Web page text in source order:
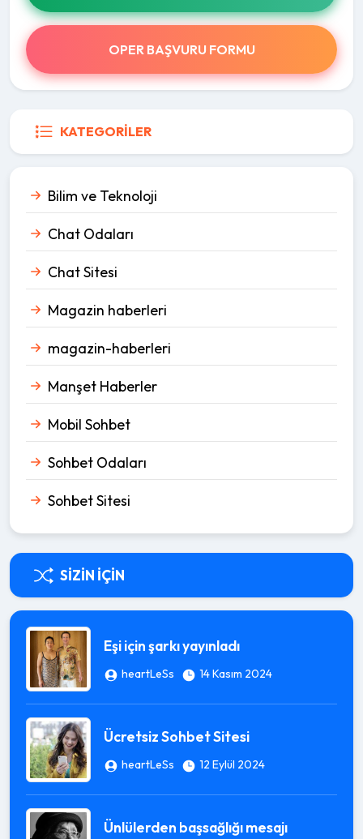
OPER BAŞVURU FORMU
KATEGORILER
Bilim ve Teknoloji
Chat Odaları
Chat Sitesi
Magazin haberleri
magazin-haberleri
Manşet Haberler
Mobil Sohbet
Sohbet Odaları
Sohbet Sitesi
SIZIN İÇIN
Eşi için şarkı yayınladı
heartLeSs 14 Kasım 2024
Ücretsiz Sohbet Sitesi
heartLeSs 12 Eylül 2024
Ünlülerden başsağlığı mesajı